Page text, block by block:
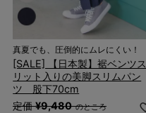
真夏でも、圧倒的にムレにくい！
[SALE] 【日本製】裾ベンツス
リット入りの美脚スリムパン
ツ 股下70cm
定価 ¥9,480 のところ